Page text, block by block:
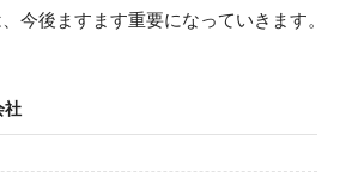
今後ますます重要になっていきます。
社